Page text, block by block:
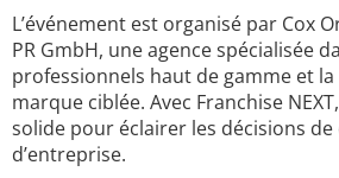
L’événement est organisé par Cox
PR GmbH, une agence spécialisée
professionnels haut de gamme et
marque ciblée. Avec Franchise
solide pour éclairer les décisions
d’entreprise.